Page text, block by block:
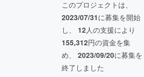
このプロジェクトは、
2023/07/31に募集を開始
し、 12人の支援により
155,312円の資金を集
め、 2023/09/20に募集を
終了しました